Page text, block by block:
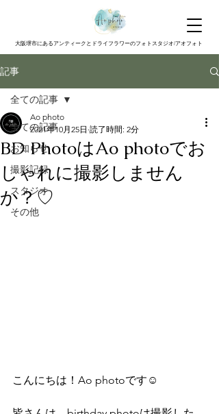
大阪堺市にあるアンティークとドライフラワーのフォトスタジオ/アオフォト
記事
全ての記事
お知らせ
撮影記録
スタジオ
その他
全ての記事
BD PhotoはAo photoでお
しゃれに撮影しません
か？♡
Ao photo
2021年10月25日 読了時間: 2分
こんにちは！Ao photoです☺